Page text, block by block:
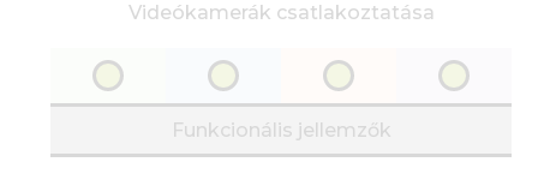
Videókamerák csatlakoztatása
Funkcionális jellemzők